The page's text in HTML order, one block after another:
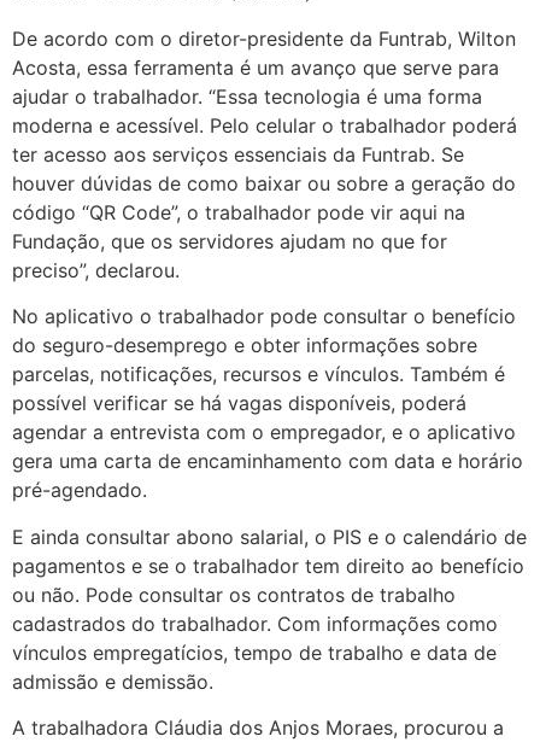
De acordo com o diretor-presidente da Funtrab, Wilton
Acosta, essa ferramenta é um avanço que serve para
ajudar o trabalhador. “Essa tecnologia é uma forma
moderna e acessível. Pelo celular o trabalhador poderá
ter acesso aos serviços essenciais da Funtrab. Se
houver dúvidas de como baixar ou sobre a geração do
código “QR Code”, o trabalhador pode vir aqui na
Fundação, que os servidores ajudam no que for
preciso”, declarou.
No aplicativo o trabalhador pode consultar o benefício
do seguro-desemprego e obter informações sobre
parcelas, notificações, recursos e vínculos. Também é
possível verificar se há vagas disponíveis, poderá
agendar a entrevista com o empregador, e o aplicativo
gera uma carta de encaminhamento com data e horário
pré-agendado.
E ainda consultar abono salarial, o PIS e o calendário de
pagamentos e se o trabalhador tem direito ao benefício
ou não. Pode consultar os contratos de trabalho
cadastrados do trabalhador. Com informações como
vínculos empregatícios, tempo de trabalho e data de
admissão e demissão.
A trabalhadora Cláudia dos Anjos Moraes, procurou a